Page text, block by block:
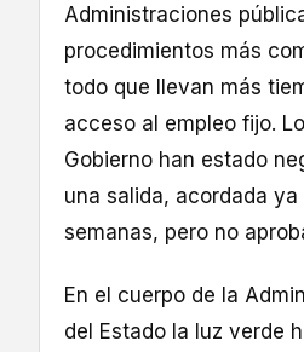
Administraciones
procedimientos más
todo que llevan más
acceso al empleo fijo.
Gobierno han estado
una salida, acordada
semanas, pero no
En el cuerpo de la
del Estado la luz verde